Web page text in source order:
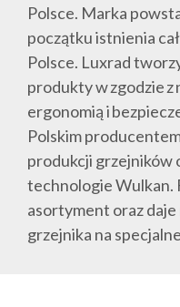
Polsce. Marka
początku istnienia
Polsce. Luxrad
produkty w zgodzie z
ergonomią i
Polskim
produkcji grzejników
technologie Wulkan.
asortyment oraz
grzejnika na